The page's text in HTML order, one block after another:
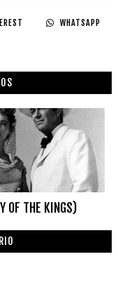
WHATSAPP
OF THE KINGS)